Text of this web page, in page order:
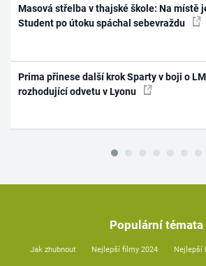
Masová střelba v thajské škole: Na místě
Student po útoku spáchal sebevraždu
Prima přinese další krok Sparty v boji o
rozhodující odvetu v Lyonu
Populární témata
Jak zhubnout Nejlepší filmy 2024 Nejlepší